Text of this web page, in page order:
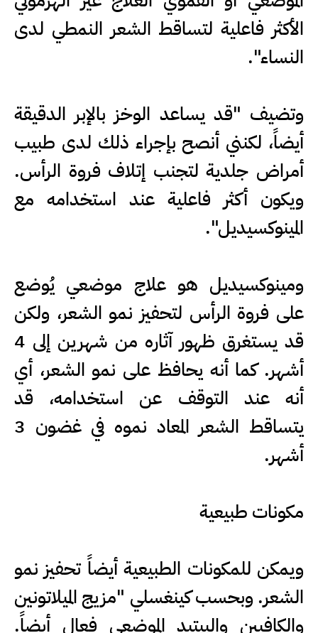
الأكثر فاعلية لتساقط الشعر النمطي لدى
النساء".
وتضيف "قد يساعد الوخز بالإبر الدقيقة
أيضاً، لكنني أنصح بإجراء ذلك لدى طبيب
أمراض جلدية لتجنب إتلاف فروة الرأس.
ويكون أكثر فاعلية عند استخدامه مع
المينوكسيديل".
ومينوكسيديل هو علاج موضعي يُوضع
على فروة الرأس لتحفيز نمو الشعر، ولكن
قد يستغرق ظهور آثاره من شهرين إلى 4
أشهر. كما أنه يحافظ على نمو الشعر، أي
أنه عند التوقف عن استخدامه، قد
يتساقط الشعر المعاد نموه في غضون 3
أشهر.
مكونات طبيعية
ويمكن للمكونات الطبيعية أيضاً تحفيز نمو
الشعر. وبحسب كينغسلي "مزيج الميلاتونين
والكافيين والببتيد الموضعي فعال أيضاً.